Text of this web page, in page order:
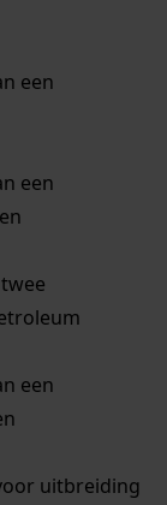
een
een
een
uitbreiding